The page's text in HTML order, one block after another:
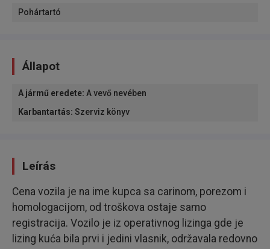
Pohártartó
Állapot
A jármű eredete: A vevő nevében
Karbantartás: Szerviz könyv
Leírás
Cena vozila je na ime kupca sa carinom, porezom i
homologacijom, od troškova ostaje samo
registracija. Vozilo je iz operativnog lizinga gde je
lizing kuća bila prvi i jedini vlasnik, održavala redovno